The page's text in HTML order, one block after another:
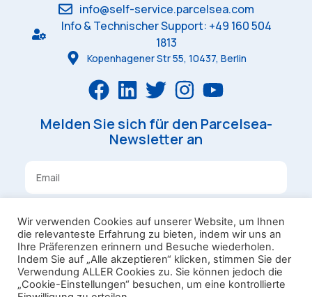
info@self-service.parcelsea.com
Info & Technischer Support: +49 160 504
1813
Kopenhagener Str 55, 10437, Berlin
Melden Sie sich für den Parcelsea-
Newsletter an
Anmelden
Bedingungen und Konditionen
Privatsphäre
Laundry Box
Omniva Campaign Rules
Wir verwenden Cookies auf unserer Website, um Ihnen
die relevanteste Erfahrung zu bieten, indem wir uns an
Ihre Präferenzen erinnern und Besuche wiederholen.
Indem Sie auf „Alle akzeptieren“ klicken, stimmen Sie der
Verwendung ALLER Cookies zu. Sie können jedoch die
„Cookie-Einstellungen“ besuchen, um eine kontrollierte